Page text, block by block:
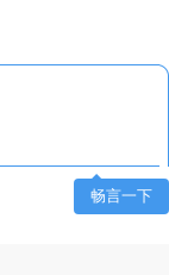
畅言一下